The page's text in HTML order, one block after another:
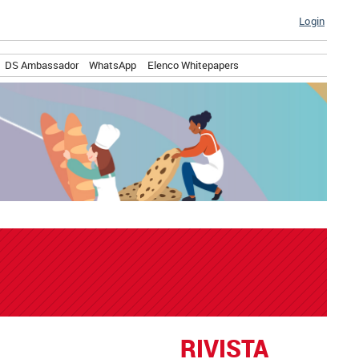
Login
DS Ambassador WhatsApp Elenco Whitepapers
RIVISTA